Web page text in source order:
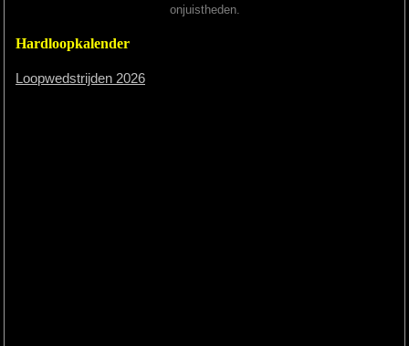
onjuistheden.
Hardloopkalender
Loopwedstrijden 2026